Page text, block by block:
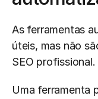
As ferramentas
úteis, mas não
SEO profissional.
Uma ferramenta